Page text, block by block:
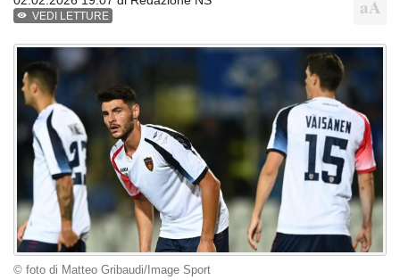
VEDI LETTURE
© foto di Matteo Gribaudi/Image Sport